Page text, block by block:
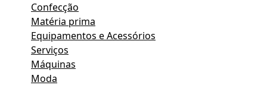
Confecção
Matéria prima
Equipamentos e Acessórios
Serviços
Máquinas
Moda